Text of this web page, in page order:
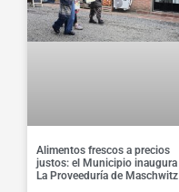
Alimentos frescos a precios
justos: el Municipio inaugura
La Proveeduría de Maschwitz